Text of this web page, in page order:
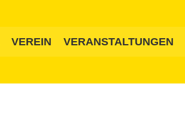
VEREIN VERANSTALTUNGEN